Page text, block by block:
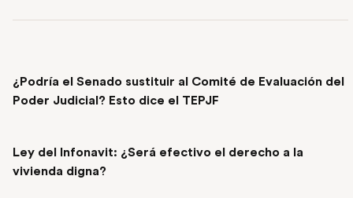
¿Podría el Senado sustituir al Comité de Evaluación del
Poder Judicial? Esto dice el TEPJF
Ley del Infonavit: ¿Será efectivo el derecho a la
vivienda digna?